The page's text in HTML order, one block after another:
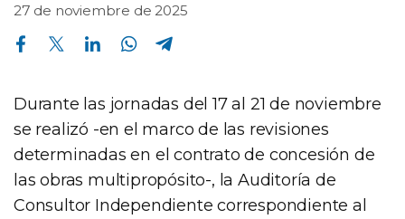
27 de noviembre de 2025
Compartir en Facebook Compartir en Twitter Compartir en Linkedin Compartir en Whatsapp
Durante las jornadas del 17 al 21 de noviembre
se realizó -en el marco de las revisiones
determinadas en el contrato de concesión de
las obras multipropósito-, la Auditoría de
Consultor Independiente correspondiente al